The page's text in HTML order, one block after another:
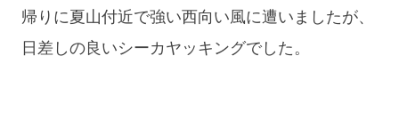
帰りに夏山付近で強い西向い風に遭いましたが、
日差しの良いシーカヤッキングでした。